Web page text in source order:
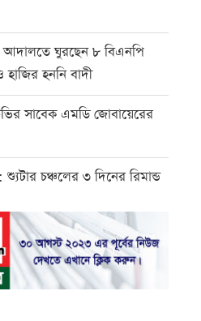
ঘুরছেন ৮ বিএনপি
হননি বাদী
সাবেক এমডি জোবায়েরের
চঞ্চলের ৩ দিনের রিমান্ড